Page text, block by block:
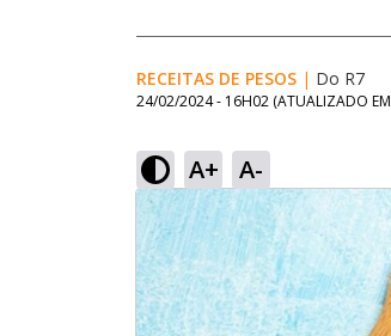
RECEITAS DE PESOS | Do R7
24/02/2024 - 16H02 (ATUALIZADO EM
A+ A-